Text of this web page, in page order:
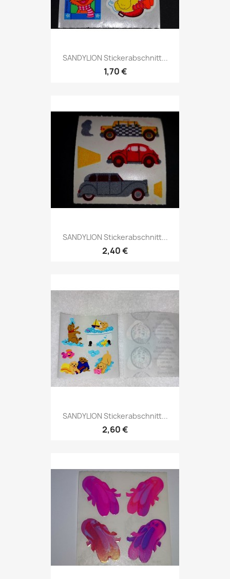
SANDYLION Stickerabschnitt...
1,70 €
SANDYLION Stickerabschnitt...
2,40 €
SANDYLION Stickerabschnitt...
2,60 €